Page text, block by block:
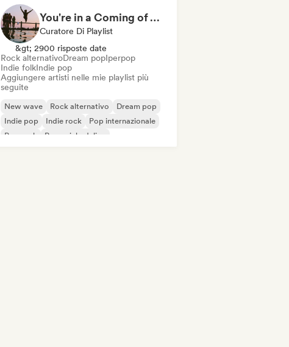
You're in a Coming of Age Movie
Curatore Di Playlist
&gt; 2900 risposte date
Rock alternativoDream popIperpop
Indie folkIndie pop
Aggiungere artisti nelle mie playlist più
seguite
New wave Rock alternativo
Dream pop
Indie pop
Indie rock
Pop internazionale
Pop rock
Pop psichedelico